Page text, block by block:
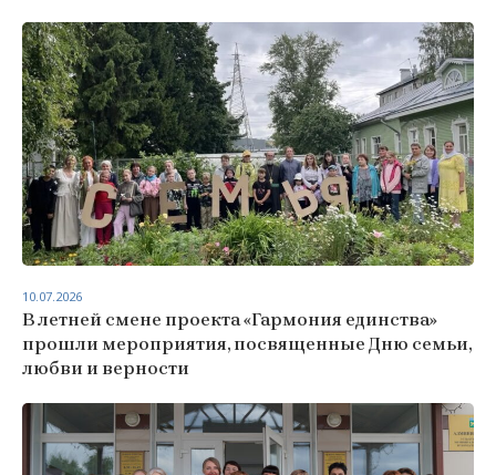
В летней смене проекта «Гармония единства»
прошли мероприятия, посвященные Дню семьи,
любви и верности
10.07.2026